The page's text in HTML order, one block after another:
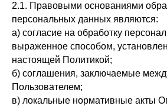
2.1. Правовыми основаниями
персональных данных являются:
а) согласие на обработку
выраженное способом,
настоящей Политикой;
б) соглашения, заключаемые
Пользователем;
в) локальные нормативные акты